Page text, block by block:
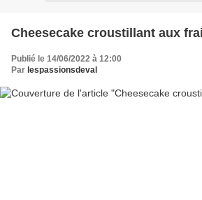
Cheesecake croustillant aux
Publié le 14/06/2022 à 12:00
Par lespassionsdeval